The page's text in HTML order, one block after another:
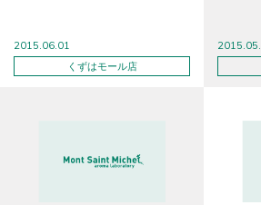
2015.06.01
くずはモール店